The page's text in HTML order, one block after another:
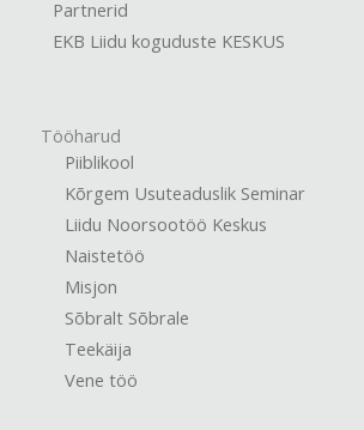
Partnerid
EKB Liidu koguduste KESKUS
Tööharud
Piiblikool
Kõrgem Usuteaduslik Seminar
Liidu Noorsootöö Keskus
Naistetöö
Misjon
Sõbralt Sõbrale
Teekäija
Vene töö